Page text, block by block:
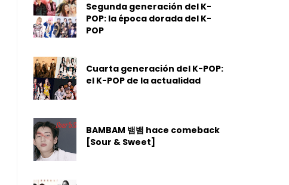
Segunda generación del K-
POP: la época dorada del K-
POP
Cuarta generación del K-POP:
el K-POP de la actualidad
BAMBAM 뱀뱀 hace comeback
[Sour & Sweet]